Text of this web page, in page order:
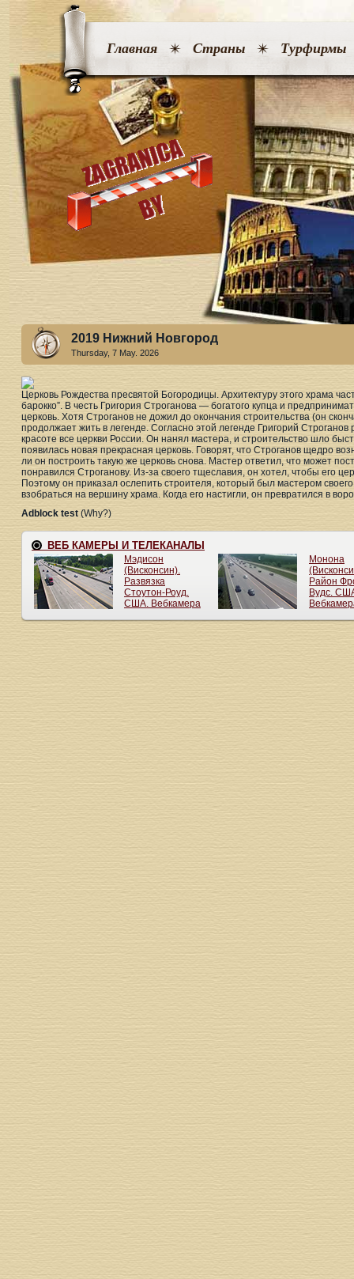
Главная Страны Турфирмы
2019 Нижний Новгород
Thursday, 7 May. 2026
Церковь Рождества пресвятой Богородицы. Архитектуру этого храма
барокко”. В честь Григория Строганова — богатого купца и
церковь. Хотя Строганов не дожил до окончания строительства (он
продолжает жить в легенде. Согласно этой легенде Григорий
красоте все церкви России. Он нанял мастера, и строительство шло
появилась новая прекрасная церковь. Говорят, что Строганов щедро
ли он построить такую же церковь снова. Мастер ответил, что может
понравился Строганову. Из-за своего тщеславия, он хотел, чтобы его
Поэтому он приказал ослепить строителя, который был мастером
взобраться на вершину храма. Когда его настигли, он превратился в
Adblock test (Why?)